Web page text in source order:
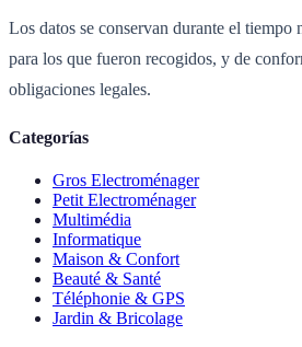
Los datos se conservan durante el tiempo
para los que fueron recogidos, y de
obligaciones legales.
Categorías
Gros Electroménager
Petit Electroménager
Multimédia
Informatique
Maison & Confort
Beauté & Santé
Téléphonie & GPS
Jardin & Bricolage